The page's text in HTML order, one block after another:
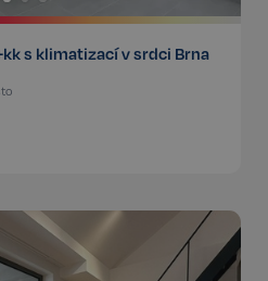
s klimatizací v srdci Brna